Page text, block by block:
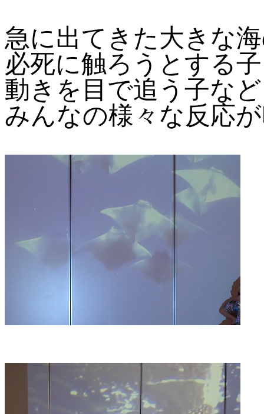
急に出てきた大きな
必死に触ろうとする
動きを目で追う子な
みんなの様々な反応